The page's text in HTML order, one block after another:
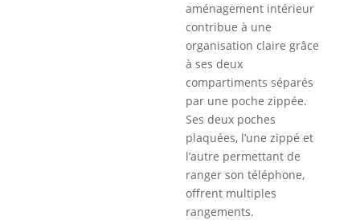
aménagement intérieur
contribue à une
organisation claire grâce
à ses deux
compartiments séparés
par une poche zippée.
Ses deux poches
plaquées, l’une zippé et
l’autre permettant de
ranger son téléphone,
offrent multiples
rangements.